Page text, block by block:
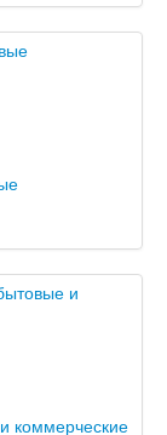
коммерческие